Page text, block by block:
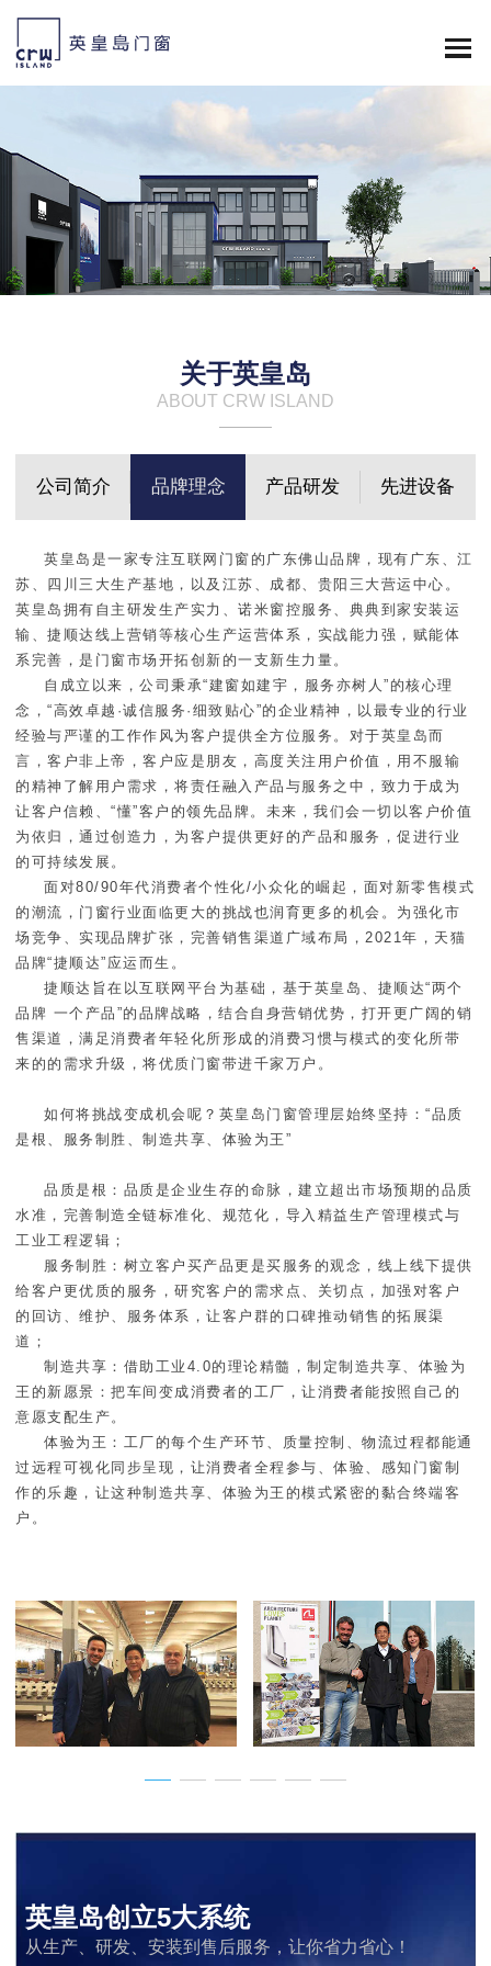
关于英皇岛
ABOUT CRW ISLAND
公司简介 品牌理念 产品研发 先进设备
英皇岛是一家专注互联网门窗的广东佛山品牌，现有广东、江
苏、四川三大生产基地，以及江苏、成都、贵阳三大营运中心。
英皇岛拥有自主研发生产实力、诺米窗控服务、典典到家安装运
输、捷顺达线上营销等核心生产运营体系，实战能力强，赋能体
系完善，是门窗市场开拓创新的一支新生力量。
自成立以来，公司秉承“建窗如建宇，服务亦树人”的核心理
念，“高效卓越·诚信服务·细致贴心”的企业精神，以最专业的行业
经验与严谨的工作作风为客户提供全方位服务。对于英皇岛而
言，客户非上帝，客户应是朋友，高度关注用户价值，用不服输
的精神了解用户需求，将责任融入产品与服务之中，致力于成为
让客户信赖、“懂”客户的领先品牌。未来，我们会一切以客户价值
为依归，通过创造力，为客户提供更好的产品和服务，促进行业
的可持续发展。
面对80/90年代消费者个性化/小众化的崛起，面对新零售模式
的潮流，门窗行业面临更大的挑战也润育更多的机会。为强化市
场竞争、实现品牌扩张，完善销售渠道广域布局，2021年，天猫
品牌“捷顺达”应运而生。
捷顺达旨在以互联网平台为基础，基于英皇岛、捷顺达“两个
品牌 一个产品”的品牌战略，结合自身营销优势，打开更广阔的销
售渠道，满足消费者年轻化所形成的消费习惯与模式的变化所带
来的的需求升级，将优质门窗带进千家万户。
如何将挑战变成机会呢？英皇岛门窗管理层始终坚持：“品质
是根、服务制胜、制造共享、体验为王”
品质是根：品质是企业生存的命脉，建立超出市场预期的品质
水准，完善制造全链标准化、规范化，导入精益生产管理模式与
工业工程逻辑；
服务制胜：树立客户买产品更是买服务的观念，线上线下提供
给客户更优质的服务，研究客户的需求点、关切点，加强对客户
的回访、维护、服务体系，让客户群的口碑推动销售的拓展渠
道；
制造共享：借助工业4.0的理论精髓，制定制造共享、体验为
王的新愿景：把车间变成消费者的工厂，让消费者能按照自己的
意愿支配生产。
体验为王：工厂的每个生产环节、质量控制、物流过程都能通
过远程可视化同步呈现，让消费者全程参与、体验、感知门窗制
作的乐趣，让这种制造共享、体验为王的模式紧密的黏合终端客
户。
英皇岛创立5大系统
从生产、研发、安装到售后服务，让你省力省心！